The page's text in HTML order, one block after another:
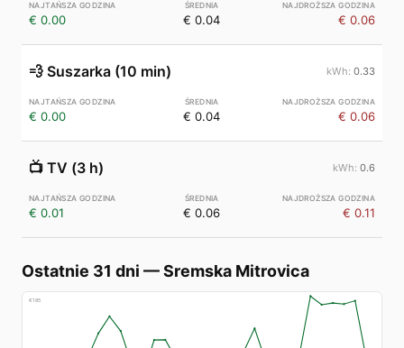
€ 0.00 € 0.04 € 0.06
💨 Suszarka (10 min) 0.33
€ 0.00 € 0.04 € 0.06
📺 TV (3 h) 0.6
€ 0.01 € 0.06 € 0.11
Ostatnie 31 dni —Sremska Mitrovica
€185